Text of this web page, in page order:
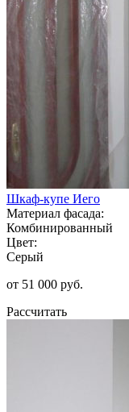
Шкаф-купе Иего
Материал фасада:
Комбинированный
Цвет:
Серый
от 51 000 руб.
Рассчитать